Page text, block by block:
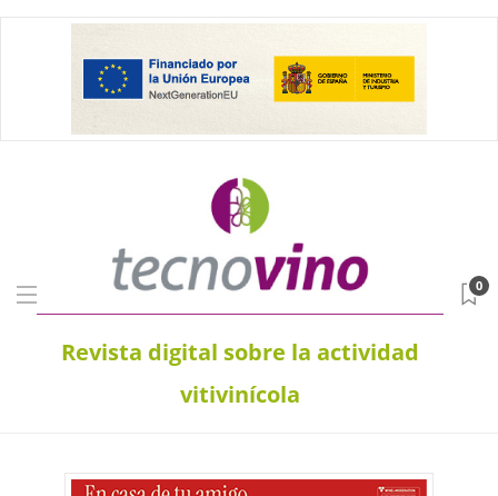
Revista digital sobre la actividad
vitivinícola
0